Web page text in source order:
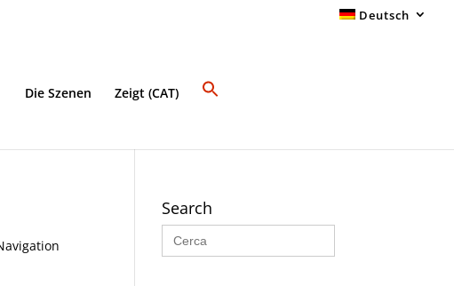
Deutsch
Die Szenen Zeigt (CAT)
Search
Search
for: